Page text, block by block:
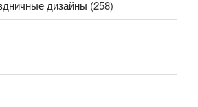
дизайны (258)